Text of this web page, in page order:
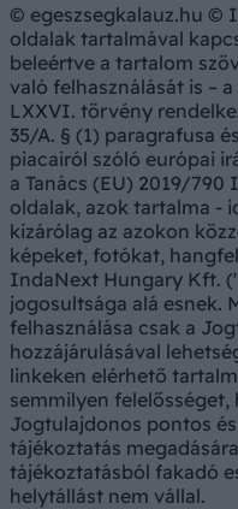
© egeszsegkalauz.hu ©
oldalak tartalmával
beleértve a tartalom
való felhasználását is –
LXXVI. törvény
35/A. § (1) paragrafusa
piacairól szóló európai
a Tanács (EU) 2019/
oldalak, azok tartalma -
kizárólag az azokon
képeket, fotókat,
IndaNext Hungary Kft.
jogosultsága alá esnek.
felhasználása csak a
hozzájárulásával
linkeken elérhető
semmilyen felelősséget,
Jogtulajdonos pontos
tájékoztatás
tájékoztatásból fakadó
helytállást nem vállal.